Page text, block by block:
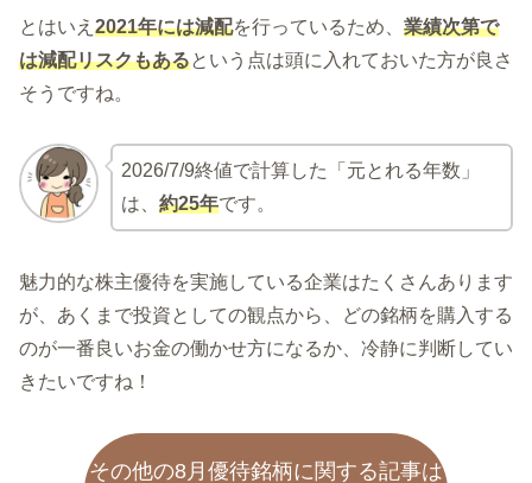
とはいえ 2021年には減配を行っているため、 業績次第で
は減配リスクもあるという点は頭に入れておいた方が良さ
そうですね。
2026/7/9終値で計算した「元とれる年数」
は、 約25年です。
魅力的な株主優待を実施している企業はたくさんあります
が、あくまで投資としての観点から、どの銘柄を購入する
のが一番良いお金の働かせ方になるか、冷静に判断してい
きたいですね！
その他の8月優待銘柄に関する記事は